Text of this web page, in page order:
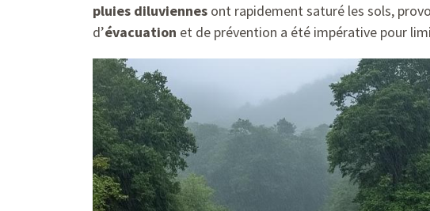
pluies diluviennes ont rapidement saturé les sols,
d’évacuation et de prévention a été impérative pour